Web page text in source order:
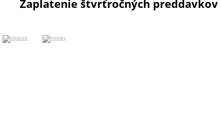
Zaplatenie štvrťročných preddavkov